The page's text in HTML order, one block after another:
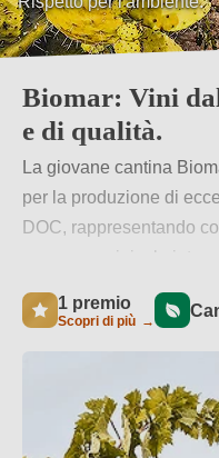
Biomar: Vini
e di qualità.
La giovane cantina
per la produzione di
DOC, rappresentando
panorama vinicolo
realizzazione di vini
apprezzati da un
1 premio
Scopri di più →